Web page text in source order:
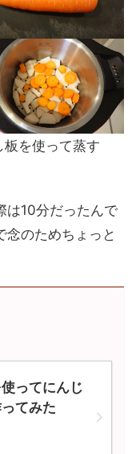
を使って蒸す
は10分だったんで
念のためちょっと
ってにんじ
てみた